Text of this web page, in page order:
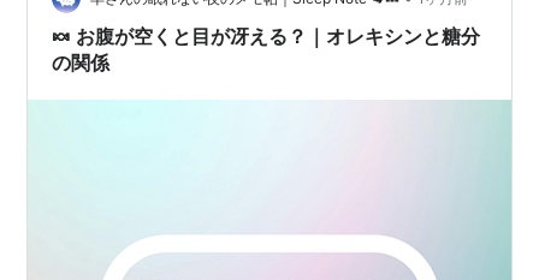
から、この製品がなぜ効果的なのか、デメリットや副作
用はないのか、リアルな口コミを…
🍬 お腹が空くと目が冴える？｜オレキシンと糖分
の関係